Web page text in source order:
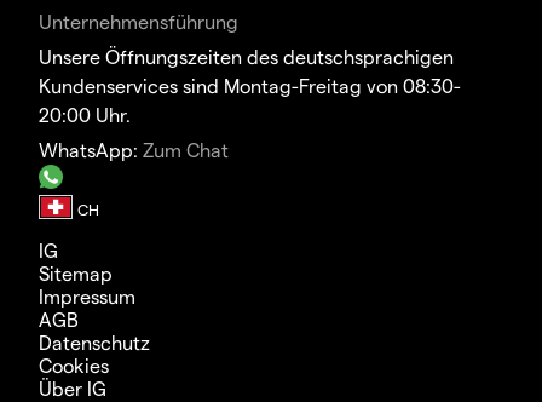
Unternehmensführung
Unsere Öffnungszeiten des deutschsprachigen
Kundenservices sind Montag-Freitag von 08:30-
20:00 Uhr.
WhatsApp: Zum Chat
IG
Sitemap
Impressum
AGB
Datenschutz
Cookies
Über IG